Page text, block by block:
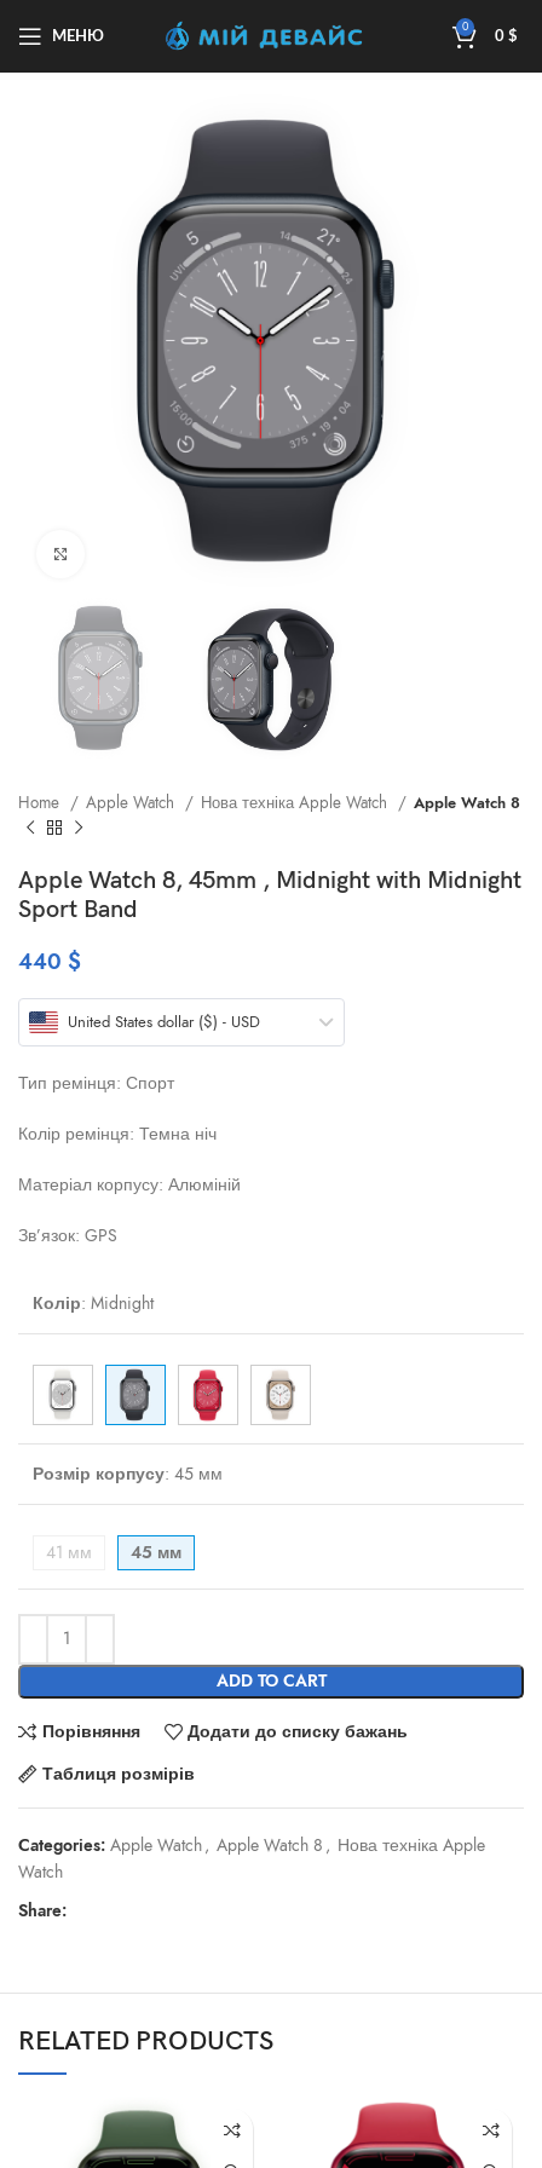
МЕНЮ
0
0 $
Клацніть, щоб збільшити
Home Apple Watch Нова техніка Apple Watch Apple Watch 8
Apple Watch 8, 45mm , Midnight with Midnight
Sport Band
440 $
United States dollar ($) - USD
Тип ремінця: Спорт
Колір ремінця: Темна ніч
Матеріал корпусу: Алюміній
Зв’язок: GPS
Колір: Midnight
Розмір корпусу: 45 мм
41 мм 45 мм
ADD TO CART
Порівняння
Додати до списку бажань
Таблиця розмірів
Categories: Apple Watch, Apple Watch 8 , Нова техніка Apple
Watch
Share:
RELATED PRODUCTS